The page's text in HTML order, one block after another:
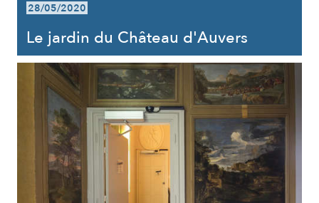
28/05/2020
Le jardin du Château d'Auvers